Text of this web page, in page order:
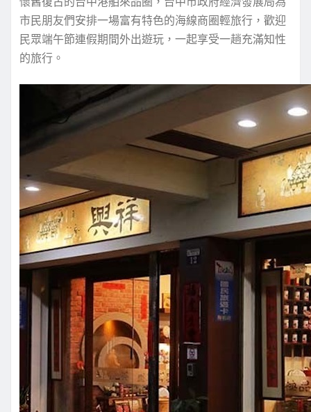
市民朋友們安排一場富有特色的海線商圈輕旅行，歡迎
民眾端午節連假期間外出遊玩，一起享受一趟充滿知性
的旅行。